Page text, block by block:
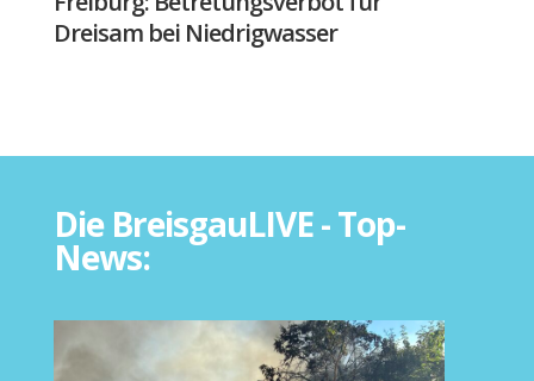
Dreisam bei Niedrigwasser
Die BreisgauLIVE - Top-
News: